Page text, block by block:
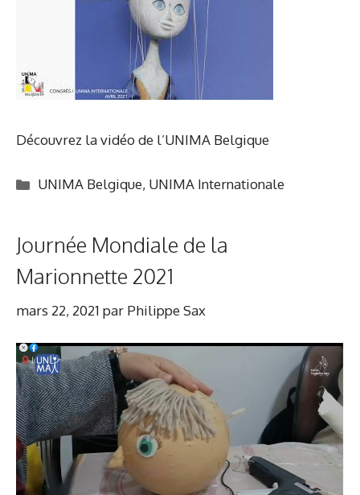
Découvrez la vidéo de l’UNIMA Belgique
Catégories
UNIMA Belgique, UNIMA Internationale
Journée Mondiale de la
Marionnette 2021
mars 22, 2021 par Philippe Sax